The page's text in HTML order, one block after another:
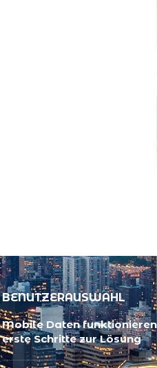
BENUTZERAUSWAHL
Mobile Daten
erste Schritte zur Lösung